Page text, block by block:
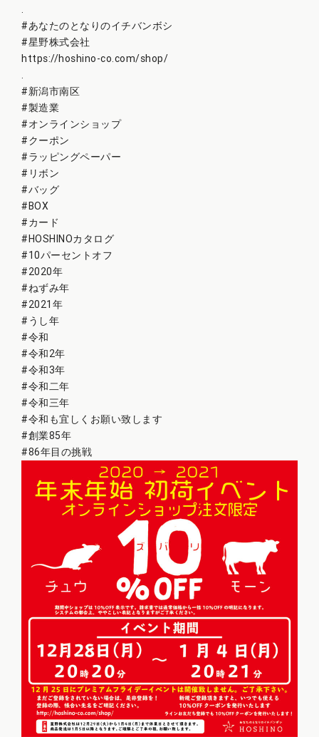
#あなたのとなりのイチバンボシ
#星野株式会社
https://hoshino-co.com/shop/
#新潟市南区
#製造業
#オンラインショップ
#クーポン
#ラッピングペーパー
#リボン
#バッグ
#BOX
#カード
#HOSHINOカタログ
#10パーセントオフ
#2020年
#ねずみ年
#2021年
#うし年
#令和
#令和2年
#令和3年
#令和二年
#令和三年
#令和も宜しくお願い致します
#創業85年
#86年目の挑戦